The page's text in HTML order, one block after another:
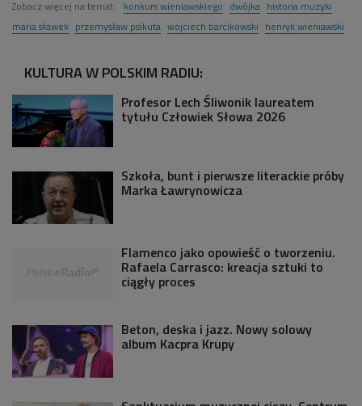
Zobacz więcej na temat: konkurs wieniawskiego dwójka historia muzyki
maria sławek przemysław psikuta wojciech barcikowski henryk wieniawski
KULTURA W POLSKIM RADIU:
Profesor Lech Śliwonik laureatem
tytułu Człowiek Słowa 2026
Szkoła, bunt i pierwsze literackie próby
Marka Ławrynowicza
Flamenco jako opowieść o tworzeniu.
Rafaela Carrasco: kreacja sztuki to
ciągły proces
Beton, deska i jazz. Nowy solowy
album Kacpra Krupy